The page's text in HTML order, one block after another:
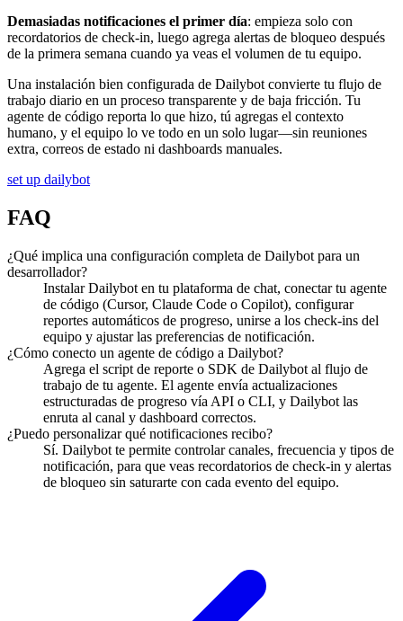
Demasiadas notificaciones el primer día: empieza solo con
recordatorios de check-in, luego agrega alertas de bloqueo después
de la primera semana cuando ya veas el volumen de tu equipo.
Una instalación bien configurada de Dailybot convierte tu flujo de
trabajo diario en un proceso transparente y de baja fricción. Tu
agente de código reporta lo que hizo, tú agregas el contexto
humano, y el equipo lo ve todo en un solo lugar—sin reuniones
extra, correos de estado ni dashboards manuales.
set up dailybot
FAQ
¿Qué implica una configuración completa de Dailybot para un
desarrollador?
Instalar Dailybot en tu plataforma de chat, conectar tu agente
de código (Cursor, Claude Code o Copilot), configurar
reportes automáticos de progreso, unirse a los check-ins del
equipo y ajustar las preferencias de notificación.
¿Cómo conecto un agente de código a Dailybot?
Agrega el script de reporte o SDK de Dailybot al flujo de
trabajo de tu agente. El agente envía actualizaciones
estructuradas de progreso vía API o CLI, y Dailybot las
enruta al canal y dashboard correctos.
¿Puedo personalizar qué notificaciones recibo?
Sí. Dailybot te permite controlar canales, frecuencia y tipos de
notificación, para que veas recordatorios de check-in y alertas
de bloqueo sin saturarte con cada evento del equipo.